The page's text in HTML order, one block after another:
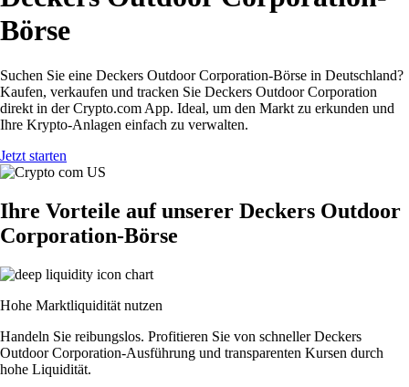
Börse
Suchen Sie eine Deckers Outdoor Corporation-Börse in Deutschland?
Kaufen, verkaufen und tracken Sie Deckers Outdoor Corporation
direkt in der Crypto.com App. Ideal, um den Markt zu erkunden und
Ihre Krypto-Anlagen einfach zu verwalten.
Jetzt starten
Ihre Vorteile auf unserer Deckers Outdoor
Corporation-Börse
Hohe Marktliquidität nutzen
Handeln Sie reibungslos. Profitieren Sie von schneller Deckers
Outdoor Corporation-Ausführung und transparenten Kursen durch
hohe Liquidität.